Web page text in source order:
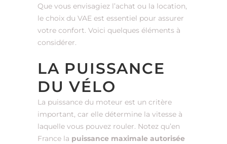
Que vous envisagiez l’achat ou la location,
le choix du VAE est essentiel pour assurer
votre confort. Voici quelques éléments à
considérer.
LA PUISSANCE
DU VÉLO
La puissance du moteur est un critère
important, car elle détermine la vitesse à
laquelle vous pouvez rouler. Notez qu’en
France la puissance maximale autorisée